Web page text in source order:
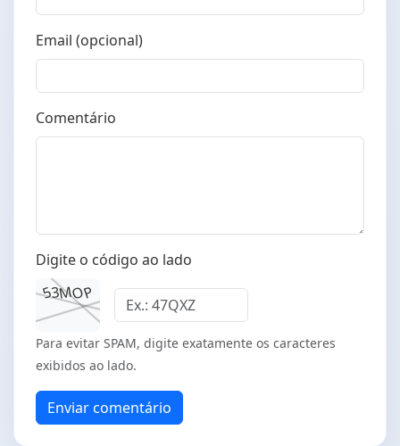
Email (opcional)
Comentário
Digite o código ao lado
53MOP
Para evitar SPAM, digite exatamente os caracteres
exibidos ao lado.
Enviar comentário